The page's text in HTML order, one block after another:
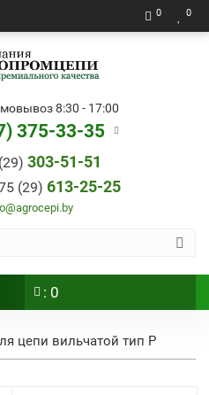
0 0
8:30 - 17:00
375-33-35
303-51-51
(29) 613-25-25
: 0
цепи вильчатой тип Р